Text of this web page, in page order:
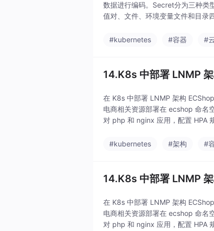
数据进行编码。Secret分为三种
值对、文件、环境变量文件和目录
#kubernetes #容器 #
14.K8s 中部署 LNMP
在 K8s 中部署 LNMP 架构
电商相关资源部署在 ecshop 命
对 php 和 nginx 应用，配置 HPA
#kubernetes #架构 #
14.K8s 中部署 LNMP
在 K8s 中部署 LNMP 架构
电商相关资源部署在 ecshop 命
对 php 和 nginx 应用，配置 HPA